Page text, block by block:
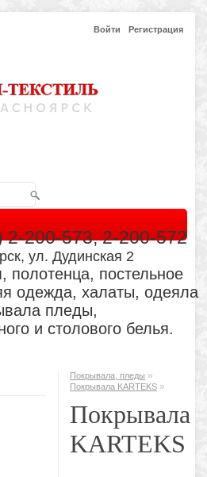
Войти Регистрация
2-200-573, 2-200-572
ул. Дудинская 2
полотенца, постельное
одежда, халаты, одеяла
пледы,
и столового белья.
Покрывала, пледы »
Покрывала KARTEKS »
Покрывала
KARTEKS